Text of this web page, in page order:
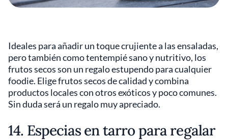
Ideales para añadir un toque crujiente a las ensaladas,
pero también como tentempié sano y nutritivo, los
frutos secos son un regalo estupendo para cualquier
foodie. Elige frutos secos de calidad y combina
productos locales con otros exóticos y poco comunes.
Sin duda será un regalo muy apreciado.
14. Especias en tarro para regalar